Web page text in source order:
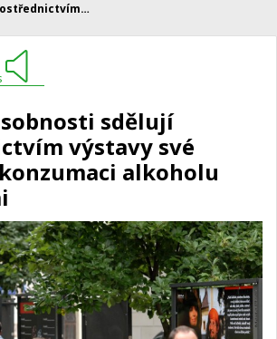
sdělují
výstavy své
alkoholu